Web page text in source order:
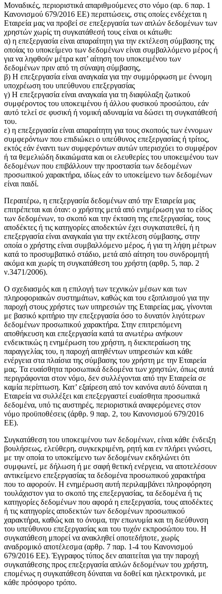
Μοναδικές, περιοριστικά απαριθμούμενες στο νόμο (αρ. 6 παρ. 1
Κανονισμού 679/2016 ΕΕ) περιπτώσεις, στις οποίες ενδέχεται η
Εταιρεία μας να προβεί σε επεξεργασία των απλών δεδομένων των
χρηστών χωρίς τη συγκατάθεσή τους είναι οι κάτωθι:
α) η επεξεργασία είναι απαραίτητη για την εκτέλεση σύμβασης της
οποίας το υποκείμενο των δεδομένων είναι συμβαλλόμενο μέρος ή
για να ληφθούν μέτρα κατ’ αίτηση του υποκειμένου των
δεδομένων πριν από τη σύναψη σύμβασης,
β) Η επεξεργασία είναι αναγκαία για την συμμόρφωση με έννομη
υποχρέωση του υπεύθυνου επεξεργασίας
γ) Η επεξεργασία είναι αναγκαία για τη διαφύλαξη ζωτικού
συμφέροντος του υποκειμένου ή άλλου φυσικού προσώπου, εάν
αυτό τελεί σε φυσική ή νομική αδυναμία να δώσει τη συγκατάθεσή
του.
ε) η επεξεργασία είναι απαραίτητη για τους σκοπούς των έννομων
συμφερόντων που επιδιώκει ο υπεύθυνος επεξεργασίας ή τρίτος,
εκτός εάν έναντι των συμφερόντων αυτών υπερισχύει το συμφέρον
ή τα θεμελιώδη δικαιώματα και οι ελευθερίες του υποκειμένου των
δεδομένων που επιβάλλουν την προστασία των δεδομένων
προσωπικού χαρακτήρα, ιδίως εάν το υποκείμενο των δεδομένων
είναι παιδί.
Περαιτέρω, η επεξεργασία δεδομένων από την Εταιρεία μας
επιτρέπεται και όταν: ο χρήστης μετά από ενημέρωση για το είδος
των δεδομένων, το σκοπό και την έκταση της επεξεργασίας, τους
αποδέκτες ή τις κατηγορίες αποδεκτών έχει συγκατατεθεί, ή η
επεξεργασία είναι αναγκαία για την εκτέλεση σύμβασης, στην
οποία ο χρήστης είναι συμβαλλόμενο μέρος, ή για τη λήψη μέτρων
κατά το προσυμβατικό στάδιο, μετά από αίτηση του συνδρομητή
ακόμα και χωρίς τη συγκατάθεση του χρήστη (αρθρ. 5, παρ. 2
ν.3471/2006).
Ο σχεδιασμός και η επιλογή των τεχνικών μέσων και των
πληροφοριακών συστημάτων, καθώς και του εξοπλισμού για την
παροχή στους χρήστες των υπηρεσιών της Εταιρείας μας, γίνονται
με βασικό κριτήριο την επεξεργασία όσο το δυνατόν λιγότερων
δεδομένων προσωπικού χαρακτήρα. Στην επιτρεπόμενη
αποθήκευση και επεξεργασία κατά τα ανωτέρω ανήκουν
ενδεικτικώς η ενημέρωση του χρήστη, η διεκπεραίωση της
παραγγελίας του, η παροχή αιτηθέντων υπηρεσιών και κάθε
ενέργεια στα πλαίσια της σύμβασης του χρήστη με την Εταιρεία
μας. Τα ευαίσθητα προσωπικά δεδομένα των χρηστών, όπως αυτά
περιγράφονται στον νόμο, δεν συλλέγονται από την Εταιρεία σε
καμία περίπτωση. Κατ’ εξαίρεση από τον κανόνα αυτό δύναται η
Εταιρεία να συλλέξει και επεξεργαστεί ευαίσθητα προσωπικά
δεδομένα, υπό τις αυστηρές, περιοριστικά αναφερόμενες στον
νόμο προϋποθέσεις (άρθρ. 9 παρ. 2, του Κανονισμού 679/2016
ΕΕ).
Συγκατάθεση του υποκειμένου των δεδομένων, είναι κάθε ένδειξη
βουλήσεως, ελεύθερη, συγκεκριμένη, ρητή και εν πλήρει γνώσει,
με την οποία το υποκείμενο των δεδομένων εκδηλώνει ότι
συμφωνεί, με δήλωση ή με σαφή θετική ενέργεια, να αποτελέσουν
αντικείμενο επεξεργασίας τα δεδομένα προσωπικού χαρακτήρα
που το αφορούν. Η ενημέρωση αυτή περιλαμβάνει πληροφόρηση
τουλάχιστον για το σκοπό της επεξεργασίας, τα δεδομένα ή τις
κατηγορίες δεδομένων που αφορά η επεξεργασία, τους αποδέκτες
ή τις κατηγορίες αποδεκτών των δεδομένων προσωπικού
χαρακτήρα, καθώς και το όνομα, την επωνυμία και τη διεύθυνση
του υπεύθυνου επεξεργασίας και του τυχόν εκπροσώπου του. Η
συγκατάθεση μπορεί να ανακληθεί οποτεδήποτε, χωρίς
αναδρομικό αποτέλεσμα (αρθρ. 7 παρ. 1-4 του Κανονισμού
679/2016 ΕΕ). Έγγραφος τύπος δεν απαιτείται για την παροχή
συγκατάθεσης προς επεξεργασία απλών δεδομένων του χρήστη,
επομένως η συγκατάθεση δύναται να δοθεί και ηλεκτρονικά, με
κάθε πρόσφορο τρόπο.